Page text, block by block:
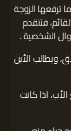
ترفعها الزوجة
فتتقدم
الشخصية .
ويطالب الأبن
اذا كانت